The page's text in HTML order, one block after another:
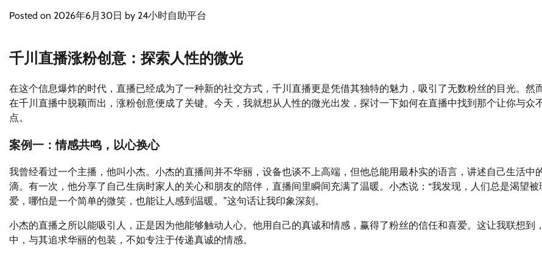
Posted on 2026年6月30日 by 24小时自助平台
千川直播涨粉创意：探索人性的微光
在这个信息爆炸的时代，直播已经成为了一种新的社交方式，千川直播更是凭借其独特的魅力，吸引了无数粉丝的目光。然
在千川直播中脱颖而出，涨粉创意便成了关键。今天，我就想从人性的微光出发，探讨一下如何在直播中找到那个让你与众
点。
案例一：情感共鸣，以心换心
我曾经看过一个主播，他叫小杰。小杰的直播间并不华丽，设备也谈不上高端，但他总能用最朴实的语言，讲述自己生活中
滴。有一次，他分享了自己生病时家人的关心和朋友的陪伴，直播间里瞬间充满了温暖。小杰说：“我发现，人们总是渴望被
爱，哪怕是一个简单的微笑，也能让人感到温暖。”这句话让我印象深刻。
小杰的直播之所以能吸引人，正是因为他能够触动人心。他用自己的真诚和情感，赢得了粉丝的信任和喜爱。这让我联想到
中，与其追求华丽的包装，不如专注于传递真诚的情感。